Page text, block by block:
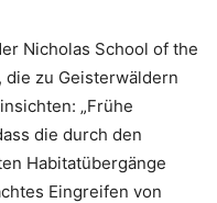
Nicholas School of the
die zu Geisterwäldern
„Frühe
die durch den
Habitatübergänge
Eingreifen von